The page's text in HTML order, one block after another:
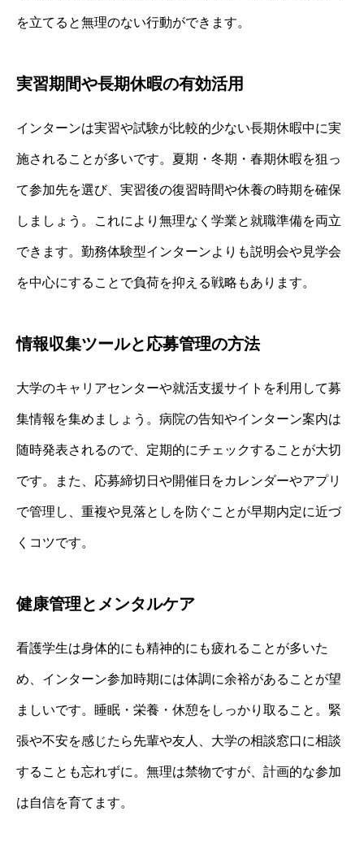
を立てると無理のない行動ができます。
実習期間や長期休暇の有効活用
インターンは実習や試験が比較的少ない長期休暇中に実
施されることが多いです。夏期・冬期・春期休暇を狙っ
て参加先を選び、実習後の復習時間や休養の時期を確保
しましょう。これにより無理なく学業と就職準備を両立
できます。勤務体験型インターンよりも説明会や見学会
を中心にすることで負荷を抑える戦略もあります。
情報収集ツールと応募管理の方法
大学のキャリアセンターや就活支援サイトを利用して募
集情報を集めましょう。病院の告知やインターン案内は
随時発表されるので、定期的にチェックすることが大切
です。また、応募締切日や開催日をカレンダーやアプリ
で管理し、重複や見落としを防ぐことが早期内定に近づ
くコツです。
健康管理とメンタルケア
看護学生は身体的にも精神的にも疲れることが多いた
め、インターン参加時期には体調に余裕があることが望
ましいです。睡眠・栄養・休憩をしっかり取ること。緊
張や不安を感じたら先輩や友人、大学の相談窓口に相談
することも忘れずに。無理は禁物ですが、計画的な参加
は自信を育てます。